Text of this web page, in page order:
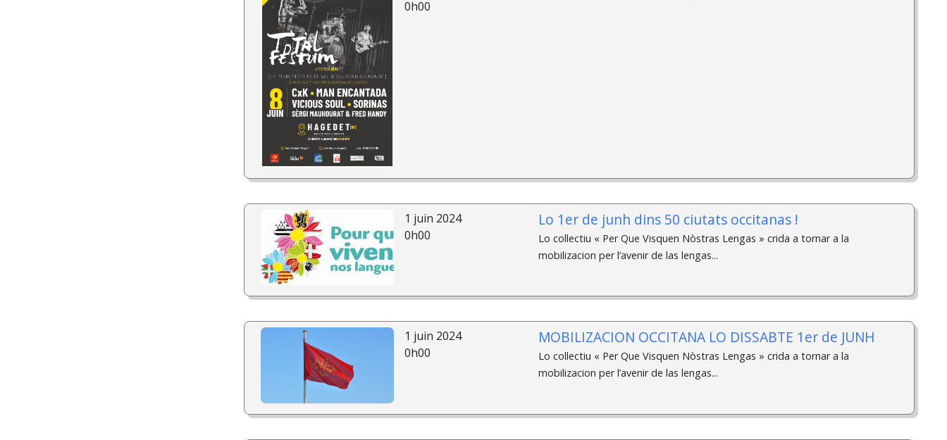
0h00
1 juin 2024
0h00
Lo 1er de junh dins 50 ciutats occitanas !
Lo collectiu « Per Que Visquen Nòstras Lengas » crida a tornar a la
mobilizacion per l’avenir de las lengas...
1 juin 2024
0h00
MOBILIZACION OCCITANA LO DISSABTE 1er de JUNH
Lo collectiu « Per Que Visquen Nòstras Lengas » crida a tornar a la
mobilizacion per l’avenir de las lengas...